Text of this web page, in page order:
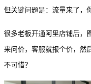
但关键问题是：流量来了，
很多老板开通阿里店铺后，
来问价，客服就报个价，然
不可惜？